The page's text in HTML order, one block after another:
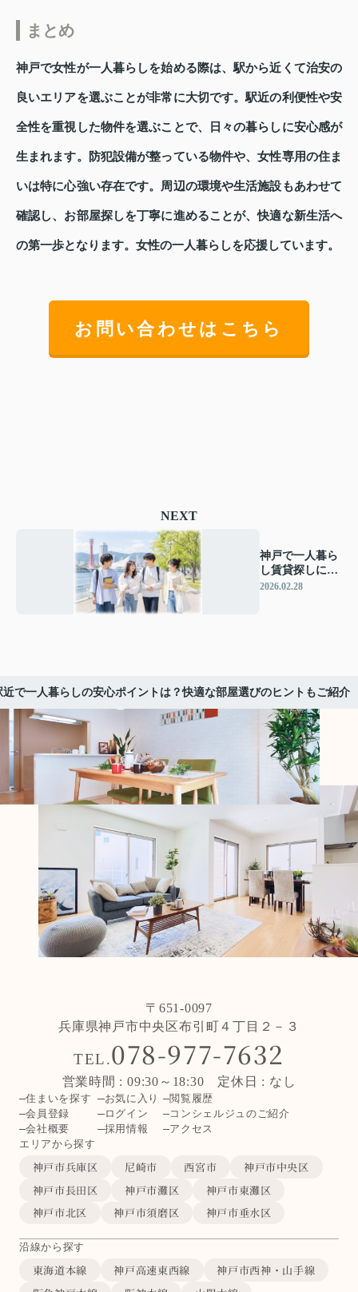
まとめ
神戸で女性が一人暮らしを始める際は、駅から近くて治安の
良いエリアを選ぶことが非常に大切です。駅近の利便性や安
全性を重視した物件を選ぶことで、日々の暮らしに安心感が
生まれます。防犯設備が整っている物件や、女性専用の住ま
いは特に心強い存在です。周辺の環境や生活施設もあわせて
確認し、お部屋探しを丁寧に進めることが、快適な新生活へ
の第一歩となります。女性の一人暮らしを応援しています。
お問い合わせはこちら
NEXT
神戸で一人暮ら
し賃貸探しに悩
んでいません
2026.02.28
で一人暮らしの安心ポイントは？快適な部屋選びのヒントもご紹介
〒651-0097
兵庫県神戸市中央区布引町４丁目２－３
TEL.078-977-7632
営業時間 : 09:30～18:30 定休日 : なし
住まいを探す お気に入り
閲覧履歴
会員登録
ログイン
コンシェルジュのご紹介
会社概要
採用情報
アクセス
エリアから探す
神戸市兵庫区 尼崎市 西宮市
神戸市中央区
神戸市長田区
神戸市灘区
神戸市東灘区
神戸市北区
神戸市須磨区 神戸市垂水区
沿線から探す
東海道本線 神戸高速東西線
神戸市西神・山手線